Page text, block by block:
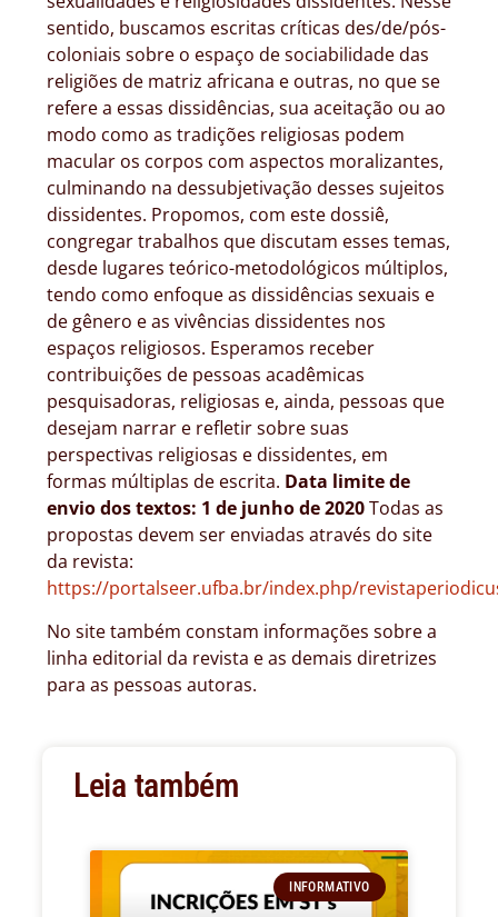
sentido, buscamos escritas críticas des/de/pós-
coloniais sobre o espaço de sociabilidade das
religiões de matriz africana e outras, no que se
refere a essas dissidências, sua aceitação ou ao
modo como as tradições religiosas podem
macular os corpos com aspectos moralizantes,
culminando na dessubjetivação desses sujeitos
dissidentes. Propomos, com este dossiê,
congregar trabalhos que discutam esses temas,
desde lugares teórico-metodológicos múltiplos,
tendo como enfoque as dissidências sexuais e
de gênero e as vivências dissidentes nos
espaços religiosos. Esperamos receber
contribuições de pessoas acadêmicas
pesquisadoras, religiosas e, ainda, pessoas que
desejam narrar e refletir sobre suas
perspectivas religiosas e dissidentes, em
formas múltiplas de escrita. Data limite de
envio dos textos: 1 de junho de 2020Todas as
propostas devem ser enviadas através do site
da revista:
https://portalseer.ufba.br/index.php/
No site também constam informações sobre a
linha editorial da revista e as demais diretrizes
para as pessoas autoras.
Leia também
INFORMATIVO